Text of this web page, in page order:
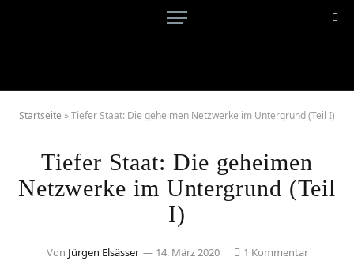
Startseite »Tiefer Staat: Die geheimen Netzwerke im Untergrund (Teil I)
Tiefer Staat: Die geheimen
Netzwerke im Untergrund (Teil
I)
Von Jürgen Elsässer 14. März 2020 1 Kommentar